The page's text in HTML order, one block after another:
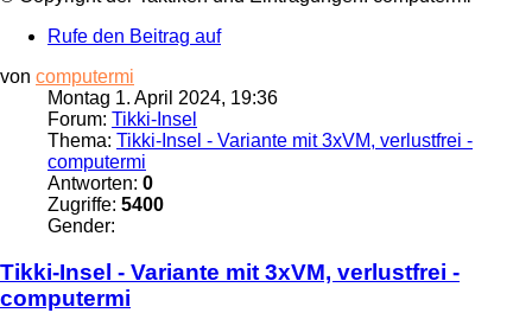
Rufe den Beitrag auf
von computermi
Montag 1. April 2024, 19:36
Forum: Tikki-Insel
Thema: Tikki-Insel - Variante mit 3xVM, verlustfrei -
computermi
Antworten: 0
Zugriffe: 5400
Gender:
Tikki-Insel - Variante mit 3xVM, verlustfrei -
computermi